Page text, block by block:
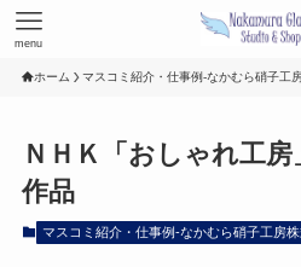
menu
ホーム マスコミ紹介・仕事例-なかむら硝子工
ＮＨＫ「おしゃれ工
作品
マスコミ紹介・仕事例-なかむら硝子工房